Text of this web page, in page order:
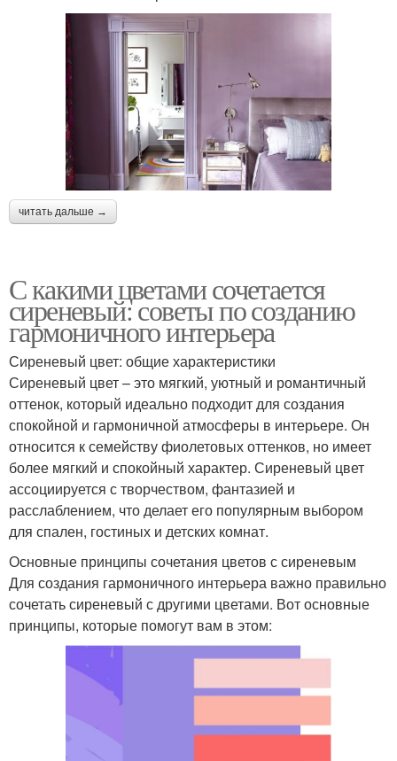
читать дальше →
С какими цветами сочетается
сиреневый: советы по созданию
гармоничного интерьера
Сиреневый цвет: общие характеристики
Сиреневый цвет – это мягкий, уютный и романтичный
оттенок, который идеально подходит для создания
спокойной и гармоничной атмосферы в интерьере. Он
относится к семейству фиолетовых оттенков, но имеет
более мягкий и спокойный характер. Сиреневый цвет
ассоциируется с творчеством, фантазией и
расслаблением, что делает его популярным выбором
для спален, гостиных и детских комнат.
Основные принципы сочетания цветов с сиреневым
Для создания гармоничного интерьера важно правильно
сочетать сиреневый с другими цветами. Вот основные
принципы, которые помогут вам в этом: